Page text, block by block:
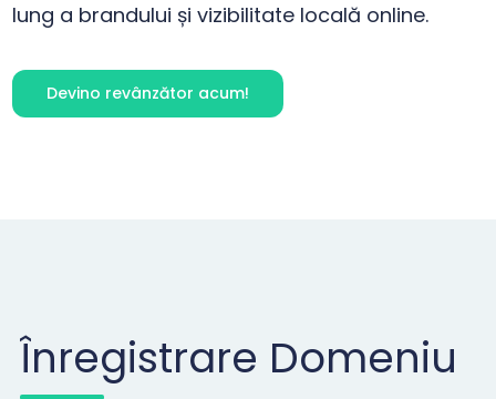
lung a brandului și vizibilitate locală online.
Devino revânzător acum!
Înregistrare Domeniu